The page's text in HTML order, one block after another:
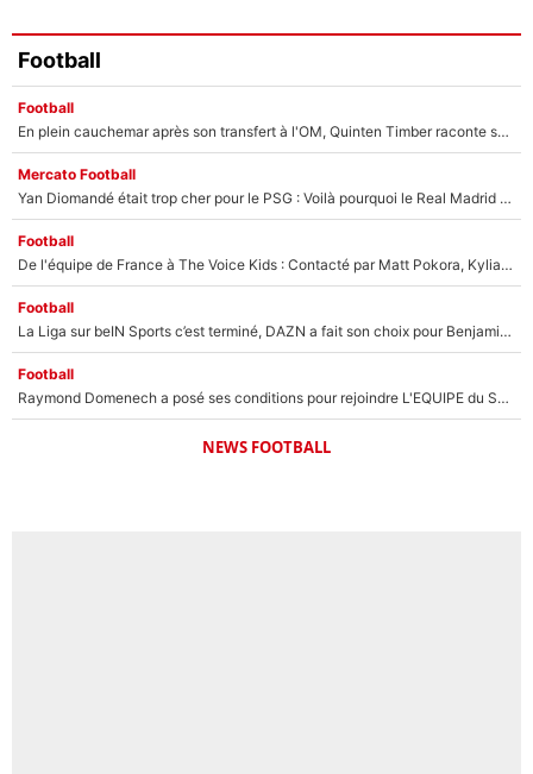
Football
Football
En plein cauchemar après son transfert à l'OM, Quinten Timber raconte ses doutes après sa signature à Marseille
Mercato Football
Yan Diomandé était trop cher pour le PSG : Voilà pourquoi le Real Madrid a accepté de payer la somme record de 140M€ pour boucler son transfert !
Football
De l'équipe de France à The Voice Kids : Contacté par Matt Pokora, Kylian Mbappé a accepté de jouer un rôle inédit sur TF1 !
Football
La Liga sur beIN Sports c’est terminé, DAZN a fait son choix pour Benjamin Da Silva et Omar Da Fonseca !
Football
Raymond Domenech a posé ses conditions pour rejoindre L'EQUIPE du Soir : Il refuse de faire l'émission avec un autre chroniqueur !
NEWS FOOTBALL